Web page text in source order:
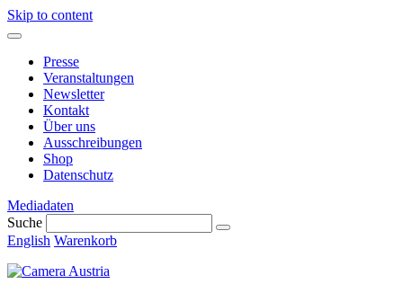
Skip to content
Presse
Veranstaltungen
Newsletter
Kontakt
Über uns
Ausschreibungen
Shop
Datenschutz
Mediadaten
Suche
English Warenkorb